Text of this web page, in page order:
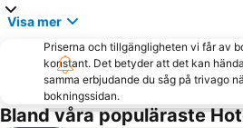
Visa mer
Priserna och tillgängligheten vi får av
konstant. Det betyder att det kan
samma erbjudande du såg på trivago
bokningssidan.
Bland våra populäraste